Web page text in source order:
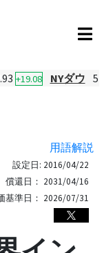
+19.08 NYダウ
用語解説
設定日: 2016/04/22
償還日： 2031/04/16
基準日： 2026/07/31